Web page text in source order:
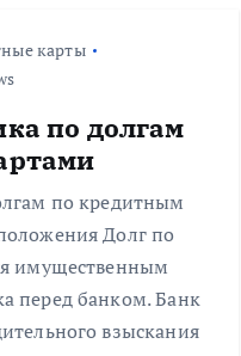
карты
по долгам
по кредитным
Долг по
имущественным
перед банком. Банк
взыскания